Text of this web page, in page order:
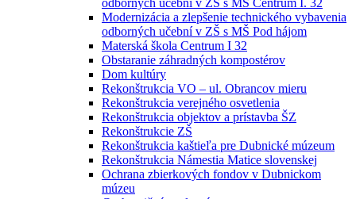
odborných učební v ZŠ s MŠ Centrum I. 32
Modernizácia a zlepšenie technického vybavenia
odborných učební v ZŠ s MŠ Pod hájom
Materská škola Centrum I 32
Obstaranie záhradných kompostérov
Dom kultúry
Rekonštrukcia VO – ul. Obrancov mieru
Rekonštrukcia verejného osvetlenia
Rekonštrukcia objektov a prístavba ŠZ
Rekonštrukcie ZŠ
Rekonštrukcia kaštieľa pre Dubnické múzeum
Rekonštrukcia Námestia Matice slovenskej
Ochrana zbierkových fondov v Dubnickom
múzeu